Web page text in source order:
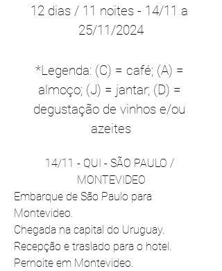
12 dias / 11 noites - 14/11 a
25/11/2024
*Legenda: (C) = café; (A) =
almoço; (J) = jantar; (D) =
degustação de vinhos e/ou
azeites
14/11 - QUI - SÃO PAULO /
MONTEVIDEO
Embarque de São Paulo para
Montevideo.
Chegada na capital do Uruguay.
Recepção e traslado para o hotel.
Pernoite em Montevideo.